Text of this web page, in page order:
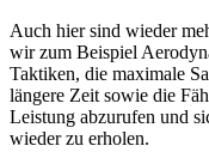
Auch hier sind wieder
wir zum Beispiel
Taktiken, die maximale
längere Zeit sowie die
Leistung abzurufen und
wieder zu erholen.